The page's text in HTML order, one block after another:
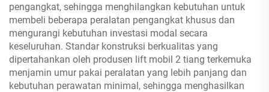
pengangkat, sehingga menghilangkan kebutuhan untuk
membeli beberapa peralatan pengangkat khusus dan
mengurangi kebutuhan investasi modal secara
keseluruhan. Standar konstruksi berkualitas yang
dipertahankan oleh produsen lift mobil 2 tiang terkemuka
menjamin umur pakai peralatan yang lebih panjang dan
kebutuhan perawatan minimal, sehingga menghasilkan